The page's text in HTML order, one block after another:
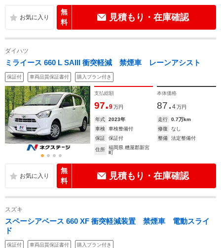
無
料
見積もり・在庫確認
ダイハツ
ミライース 660 L SAIII 衝突軽減 禁煙車 レーンアシスト
保証付 車両品質保証書付 購入プラン付き
支払総額
97.9 万円
本体価格
87. 4 万円
年式 2023年 走行
0.7万km
車検
車検整備付 修復
なし
保証
保証付 整備 法定整備付
住所
福岡県 糟屋郡新宮
町
無
料
見積もり・在庫確認
スズキ
スペーシアベース 660 XF 衝突軽減装置 禁煙車 電動スライ
ド
保証付 車両品質保証書付 購入プラン付き